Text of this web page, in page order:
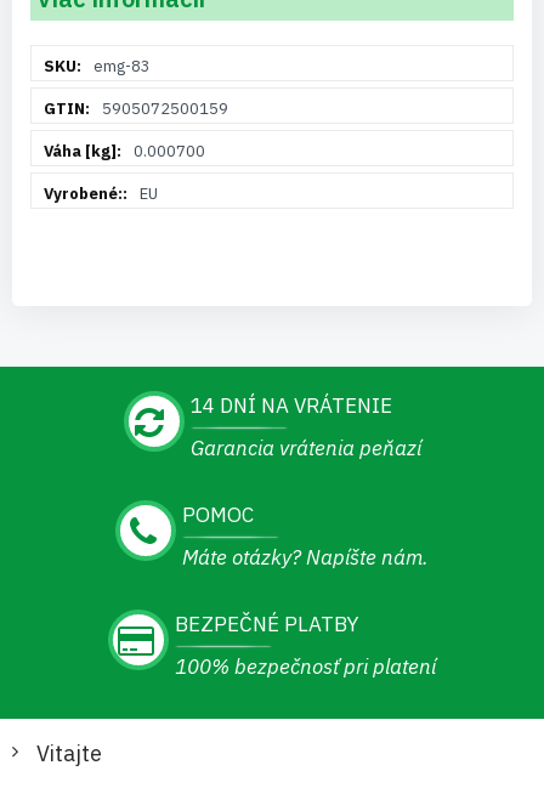
informáciíemg-83
5905072500159
0.000700
EU
14 DNÍ NA VRÁTENIE
Garancia vrátenia peňazí
POMOC
Máte otázky? Napíšte nám.
BEZPEČNÉ PLATBY
100% bezpečnosť pri platení
Vitajte